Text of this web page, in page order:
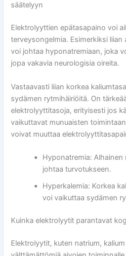
säätelyyn
Elektrolyyttien epätasapaino voi
terveysongelmia. Esimerkiksi
voi johtaa hyponatremiaan, joka
jopa vakavia neurologisia oireita.
Vastaavasti liian korkea
sydämen rytmihäiriöitä. On
elektrolyyttitasoja, erityisesti jos
vaikuttavat munuaisten
voivat muuttaa
Hyponatremia:
johtaa turvotukseen.
Hyperkalemia: Korkea
voi vaikuttaa sydämen
Kuinka elektrolyytit parantavat
Elektrolyytit, kuten natrium,